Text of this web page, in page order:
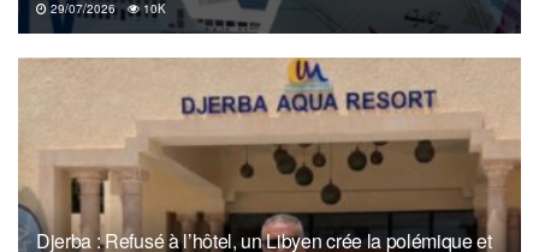
29/07/2026 10K
Djerba : Refusé à l’hôtel, un Libyen crée la polémique et